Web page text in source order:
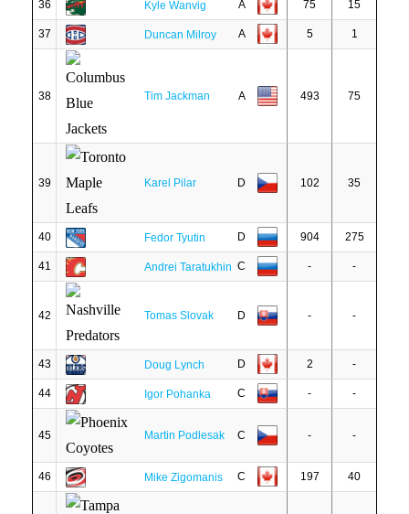
36 Kyle Wanvig A 75 15
37 Duncan Milroy A 5 1
38 Tim Jackman A 493 75
39 Karel Pilar D 102 35
40 Fedor Tyutin D 904 275
41 Andrei Taratukhin C - -
42 Tomas Slovak D - -
43 Doug Lynch D 2 -
44 Igor Pohanka C - -
45 Martin Podlesak C - -
46 Mike Zigomanis C 197 40